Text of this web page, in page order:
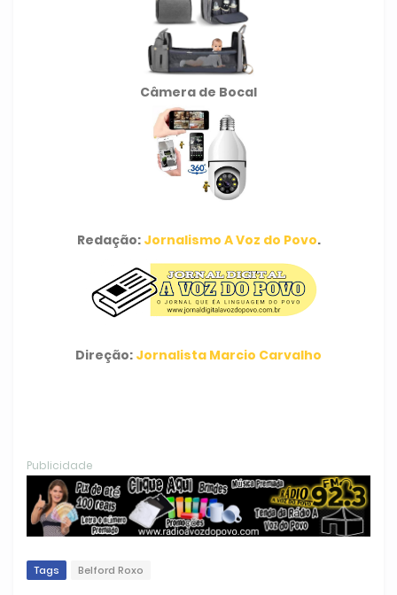
Câmera de Bocal
Redação: Jornalismo A Voz do Povo.
Direção: Jornalista Marcio Carvalho
Publicidade
Tags Belford Roxo